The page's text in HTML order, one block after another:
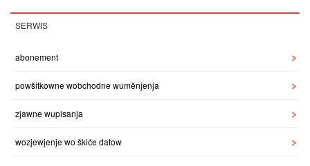
SERWIS
abonement
powšitkowne wobchodne wuměnjenja
zjawne wupisanja
wozjewjenje wo škiće datow